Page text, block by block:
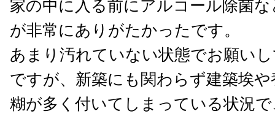
家の中に入る前にアルコール除菌
が非常にありがたかったです。
あまり汚れていない状態でお願い
ですが、新築にも関わらず建築埃
糊が多く付いてしまっている状況